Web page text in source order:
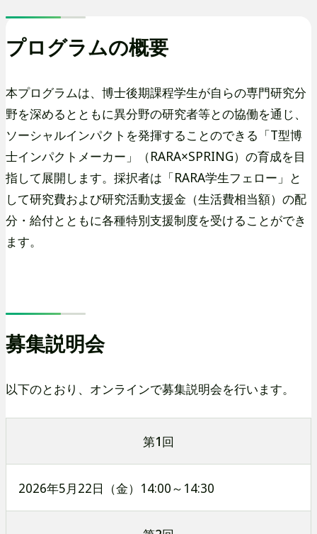
プログラムの概要
本プログラムは、博士後期課程学生が自らの専門研究分
野を深めるとともに異分野の研究者等との協働を通じ、
ソーシャルインパクトを発揮することのできる「T型博
士インパクトメーカー」（RARA×SPRING）の育成を目
指して展開します。採択者は「RARA学生フェロー」と
して研究費および研究活動支援金（生活費相当額）の配
分・給付とともに各種特別支援制度を受けることができ
ます。
募集説明会
以下のとおり、オンラインで募集説明会を行います。
第1回
2026年5月22日（金）14:00～14:30